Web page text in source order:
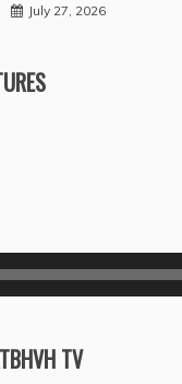
July 27, 2026
TV